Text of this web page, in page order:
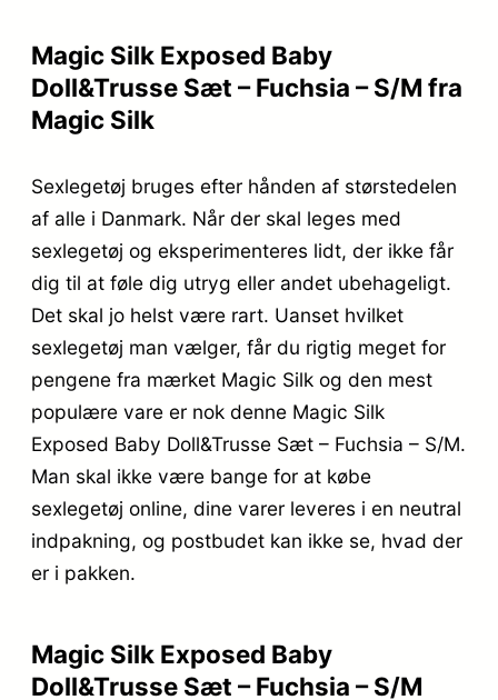
Magic Silk Exposed Baby
Doll&Trusse Sæt – Fuchsia – S/M fra
Magic Silk
Sexlegetøj bruges efter hånden af størstedelen
af alle i Danmark. Når der skal leges med
sexlegetøj og eksperimenteres lidt, der ikke får
dig til at føle dig utryg eller andet ubehageligt.
Det skal jo helst være rart. Uanset hvilket
sexlegetøj man vælger, får du rigtig meget for
pengene fra mærket Magic Silk og den mest
populære vare er nok denne Magic Silk
Exposed Baby Doll&Trusse Sæt – Fuchsia – S/M.
Man skal ikke være bange for at købe
sexlegetøj online, dine varer leveres i en neutral
indpakning, og postbudet kan ikke se, hvad der
er i pakken.
Magic Silk Exposed Baby
Doll&Trusse Sæt – Fuchsia – S/M